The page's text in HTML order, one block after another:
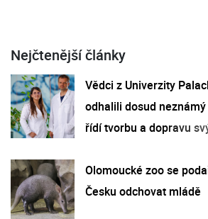
Nejčtenější články
Vědci z Univerzity
odhalili dosud
řídí tvorbu a dopravu
Olomoucké zoo se
Česku odchovat mládě